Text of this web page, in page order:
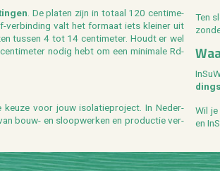
. De pla­ten zijn in to­taal 120 cen­ti­me­
ver­bin­ding valt het for­maat iets klei­ner uit
tus­sen 4 tot 14 cen­ti­me­ter. Houdt er wel
nodig hebt om een mi­ni­ma­le Rd-
keuze voor jouw iso­la­tie­pro­ject. In Ne­der­
bouw- en sloop­wer­ken en pro­duc­tie ver­
Ten
Wil je
en